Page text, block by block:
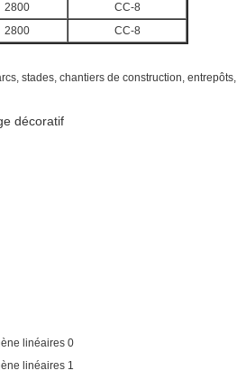
2800
CC-8
2800 CC-8
stades, chantiers de construction, entrepôts,
décoratif